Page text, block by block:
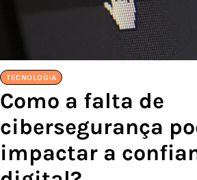
TECNOLOGIA
Como a falta de
cibersegurança
impactar a